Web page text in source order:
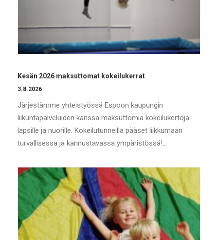
Kesän 2026 maksuttomat kokeilukerrat
3.8.2026
Järjestämme yhteistyössä Espoon kaupungin
liikuntapalveluiden kanssa maksuttomia kokeilukertoja
lapsille ja nuorille. Kokeilutunneilla pääset liikkumaan
turvallisessa ja kannustavassa ympäristössä!…